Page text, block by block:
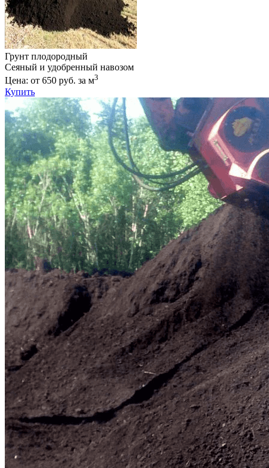
Грунт плодородный
Сеяный и удобренный навозом
Цена: от 650 руб. за м3
Купить